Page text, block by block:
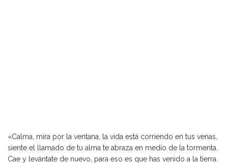
«Calma, mira por la ventana, la vida está corriendo en tus venas,
siente el llamado de tu alma te abraza en medio de la tormenta.
Cae y levántate de nuevo, para eso es que has venido a la tierra.